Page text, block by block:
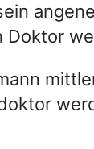
Doktor